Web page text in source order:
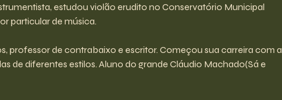
estudou violão erudito no Conservatório Municipal
particular de música.
professor de contrabaixo e escritor. Começou sua carreira com a
de diferentes estilos. Aluno do grande Cláudio Machado(Sá e